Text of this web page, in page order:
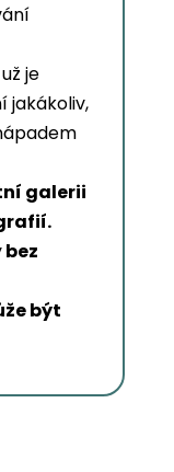
je
jakákoliv,
galerii
bez
být